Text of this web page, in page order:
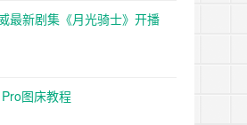
最新剧集《月光骑士》开播
图床教程